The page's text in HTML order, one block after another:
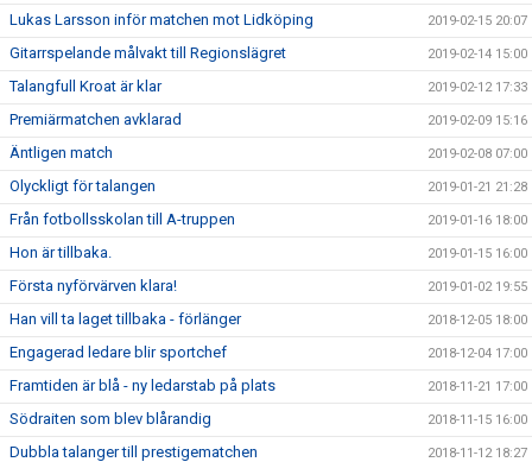
Lukas Larsson inför matchen mot Lidköping 2019-02-15 20:07
Gitarrspelande målvakt till Regionslägret 2019-02-14 15:00
Talangfull Kroat är klar 2019-02-12 17:33
Premiärmatchen avklarad 2019-02-09 15:16
Äntligen match 2019-02-08 07:00
Olyckligt för talangen 2019-01-21 21:28
Från fotbollsskolan till A-truppen 2019-01-16 18:00
Hon är tillbaka. 2019-01-15 16:00
Första nyförvärven klara! 2019-01-02 19:55
Han vill ta laget tillbaka - förlänger 2018-12-05 18:00
Engagerad ledare blir sportchef 2018-12-04 17:00
Framtiden är blå - ny ledarstab på plats 2018-11-21 17:00
Södraiten som blev blårandig 2018-11-15 16:00
Dubbla talanger till prestigematchen 2018-11-12 18:27